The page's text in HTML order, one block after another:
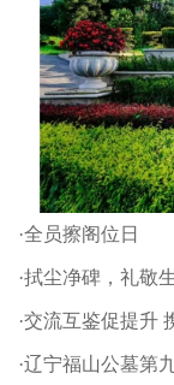
·全员擦阁位日
·拭尘净碑，礼敬
·交流互鉴促提升
·辽宁福山公墓第